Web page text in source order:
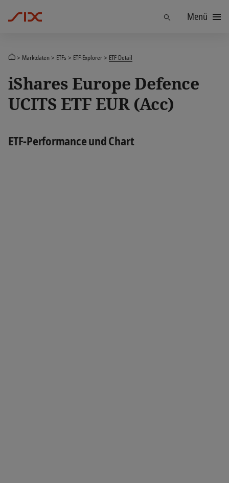
FindenMenü
Marktdaten ETFs ETF-Explorer ETF Detail
iShares Europe Defence
UCITS ETF EUR (Acc)
ETF-Performance und Chart